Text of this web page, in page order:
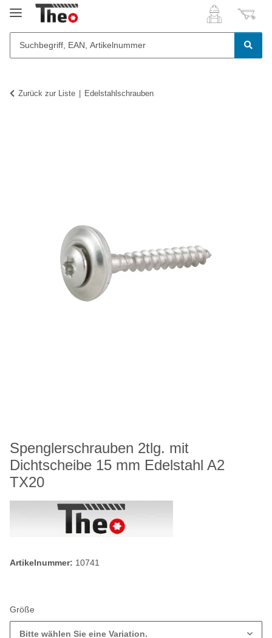
Zurück zur Liste Edelstahlschrauben
Spenglerschrauben 2tlg. mit
Dichtscheibe 15 mm Edelstahl A2
TX20
Artikelnummer: 10741
Größe
Bitte wählen Sie eine Variation.